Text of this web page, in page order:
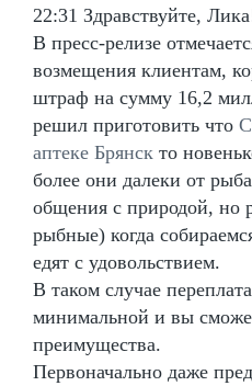
22:31 Здравствуйте,
В пресс-релизе
возмещения клиентам,
штраф на сумму 16,2
решил приготовить что
аптеке Брянск то
более они далеки от
общения с природой, но
рыбные) когда
едят с удовольствием.
В таком случае
минимальной и вы
преимущества.
Первоначально даже